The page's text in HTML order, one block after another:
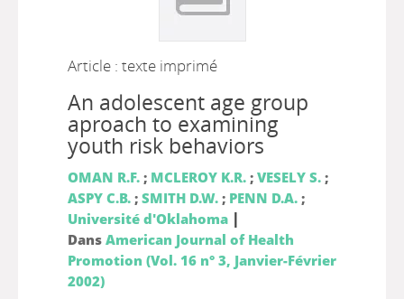
Article : texte imprimé
An adolescent age group
aproach to examining
youth risk behaviors
OMAN R.F.; MCLEROY K.R.; VESELY S.;
ASPY C.B.; SMITH D.W.; PENN D.A.;
Université d'Oklahoma |
Dans American Journal of Health
Promotion (Vol. 16 n° 3, Janvier-Février
2002)